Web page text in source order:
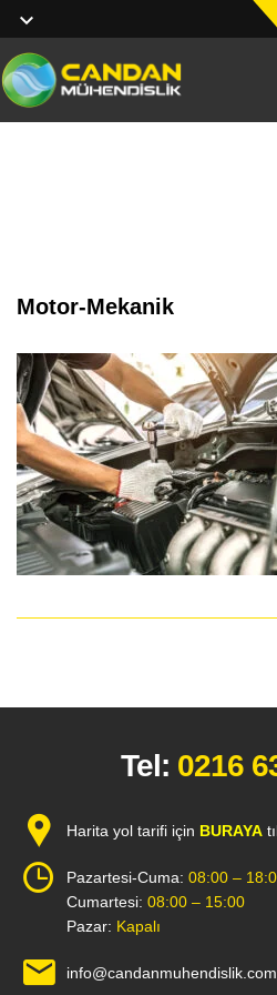
Motor-Mekanik
Tel: 0216
Harita yol tarifi için BURAYA
Pazartesi-Cuma: 08:00 –
Cumartesi: 08:00 – 15:00
Pazar: Kapalı